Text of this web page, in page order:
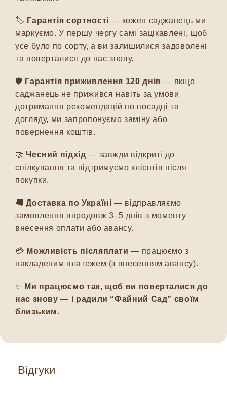
Відгуки
🏷️ Гарантія сортності — кожен саджанець ми
маркуємо. У першу чергу самі зацікавлені, щоб
усе було по сорту, а ви залишилися задоволені
та поверталися до нас знову.
🛡️ Гарантія приживлення 120 днів — якщо
саджанець не прижився навіть за умови
дотримання рекомендацій по посадці та
догляду, ми запропонуємо заміну або
повернення коштів.
🤝Чесний підхід — завжди відкриті до
спілкування та підтримуємо клієнтів після
покупки.
🚚Доставка по Україні — відправляємо
замовлення впродовж 3–5 днів з моменту
внесення оплати або авансу.
💳 Можливість післяплати — працюємо з
накладеним платежем (з внесенням авансу).
✨ Ми працюємо так, щоб ви поверталися до
нас знову — і радили “Файний Сад” своїм
близьким.